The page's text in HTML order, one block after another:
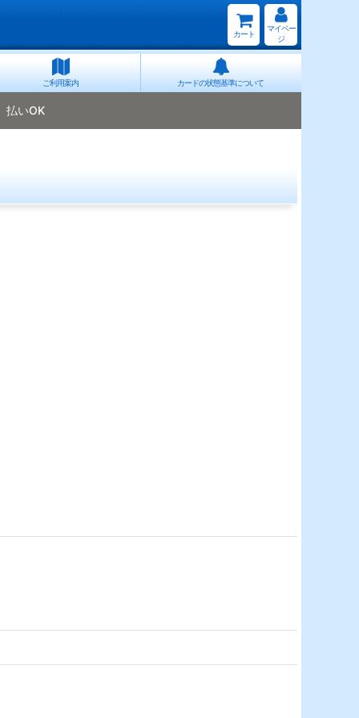
カート
マイペー
ジ
ご利用案内 カードの状態基準について
払いOK